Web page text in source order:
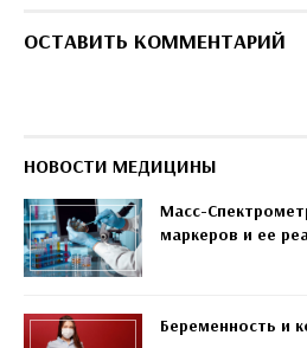
ОСТАВИТЬ КОММЕНТАРИЙ
НОВОСТИ МЕДИЦИНЫ
Масс-
маркеров и ее
Беременность и